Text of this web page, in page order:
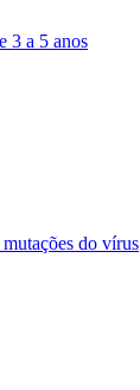
3 a 5 anos
do vírus